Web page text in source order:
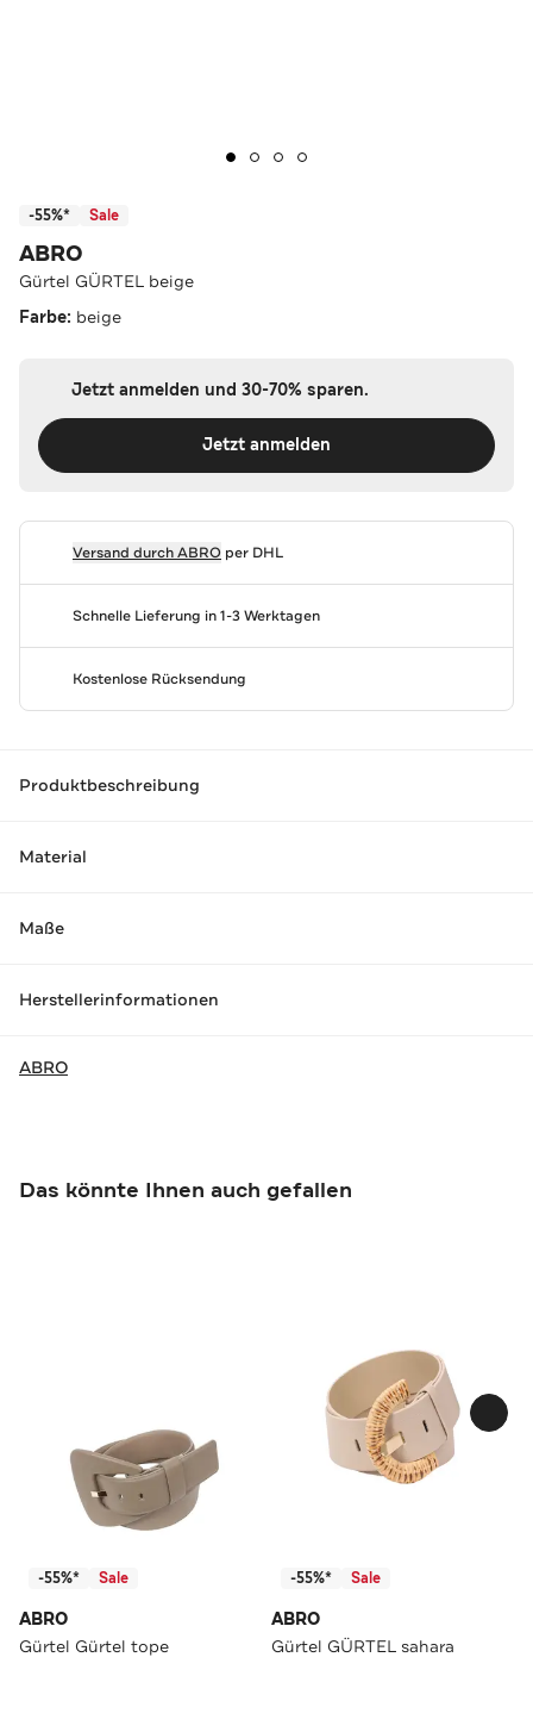
-55%* Sale
ABRO
Gürtel GÜRTEL beige
Farbe: beige
Jetzt anmelden und 30-70% sparen.
Jetzt anmelden
Versand durchABROper DHL
Schnelle Lieferung in 1-3 Werktagen
Kostenlose Rücksendung
Produktbeschreibung
Material
Maße
Herstellerinformationen
ABRO
Das könnte Ihnen auch gefallen
-55%* Sale
ABRO
Gürtel Gürtel tope
-55%* Sale
ABRO
Gürtel GÜRTEL sahara